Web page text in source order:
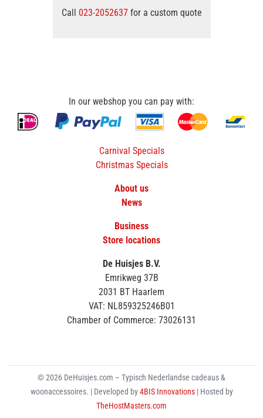
Call 023-2052637for a custom quote
In our webshop you can pay with:
Carnival Specials
Christmas Specials
About us
News
Business
Store locations
De Huisjes B.V.
Emrikweg 37B
2031 BT Haarlem
VAT: NL859325246B01
Chamber of Commerce: 73026131
© 2026 DeHuisjes.com – Typisch Nederlandse cadeaus &
woonaccessoires. | Developed by4BIS Innovations | Hosted by
TheHostMasters.com